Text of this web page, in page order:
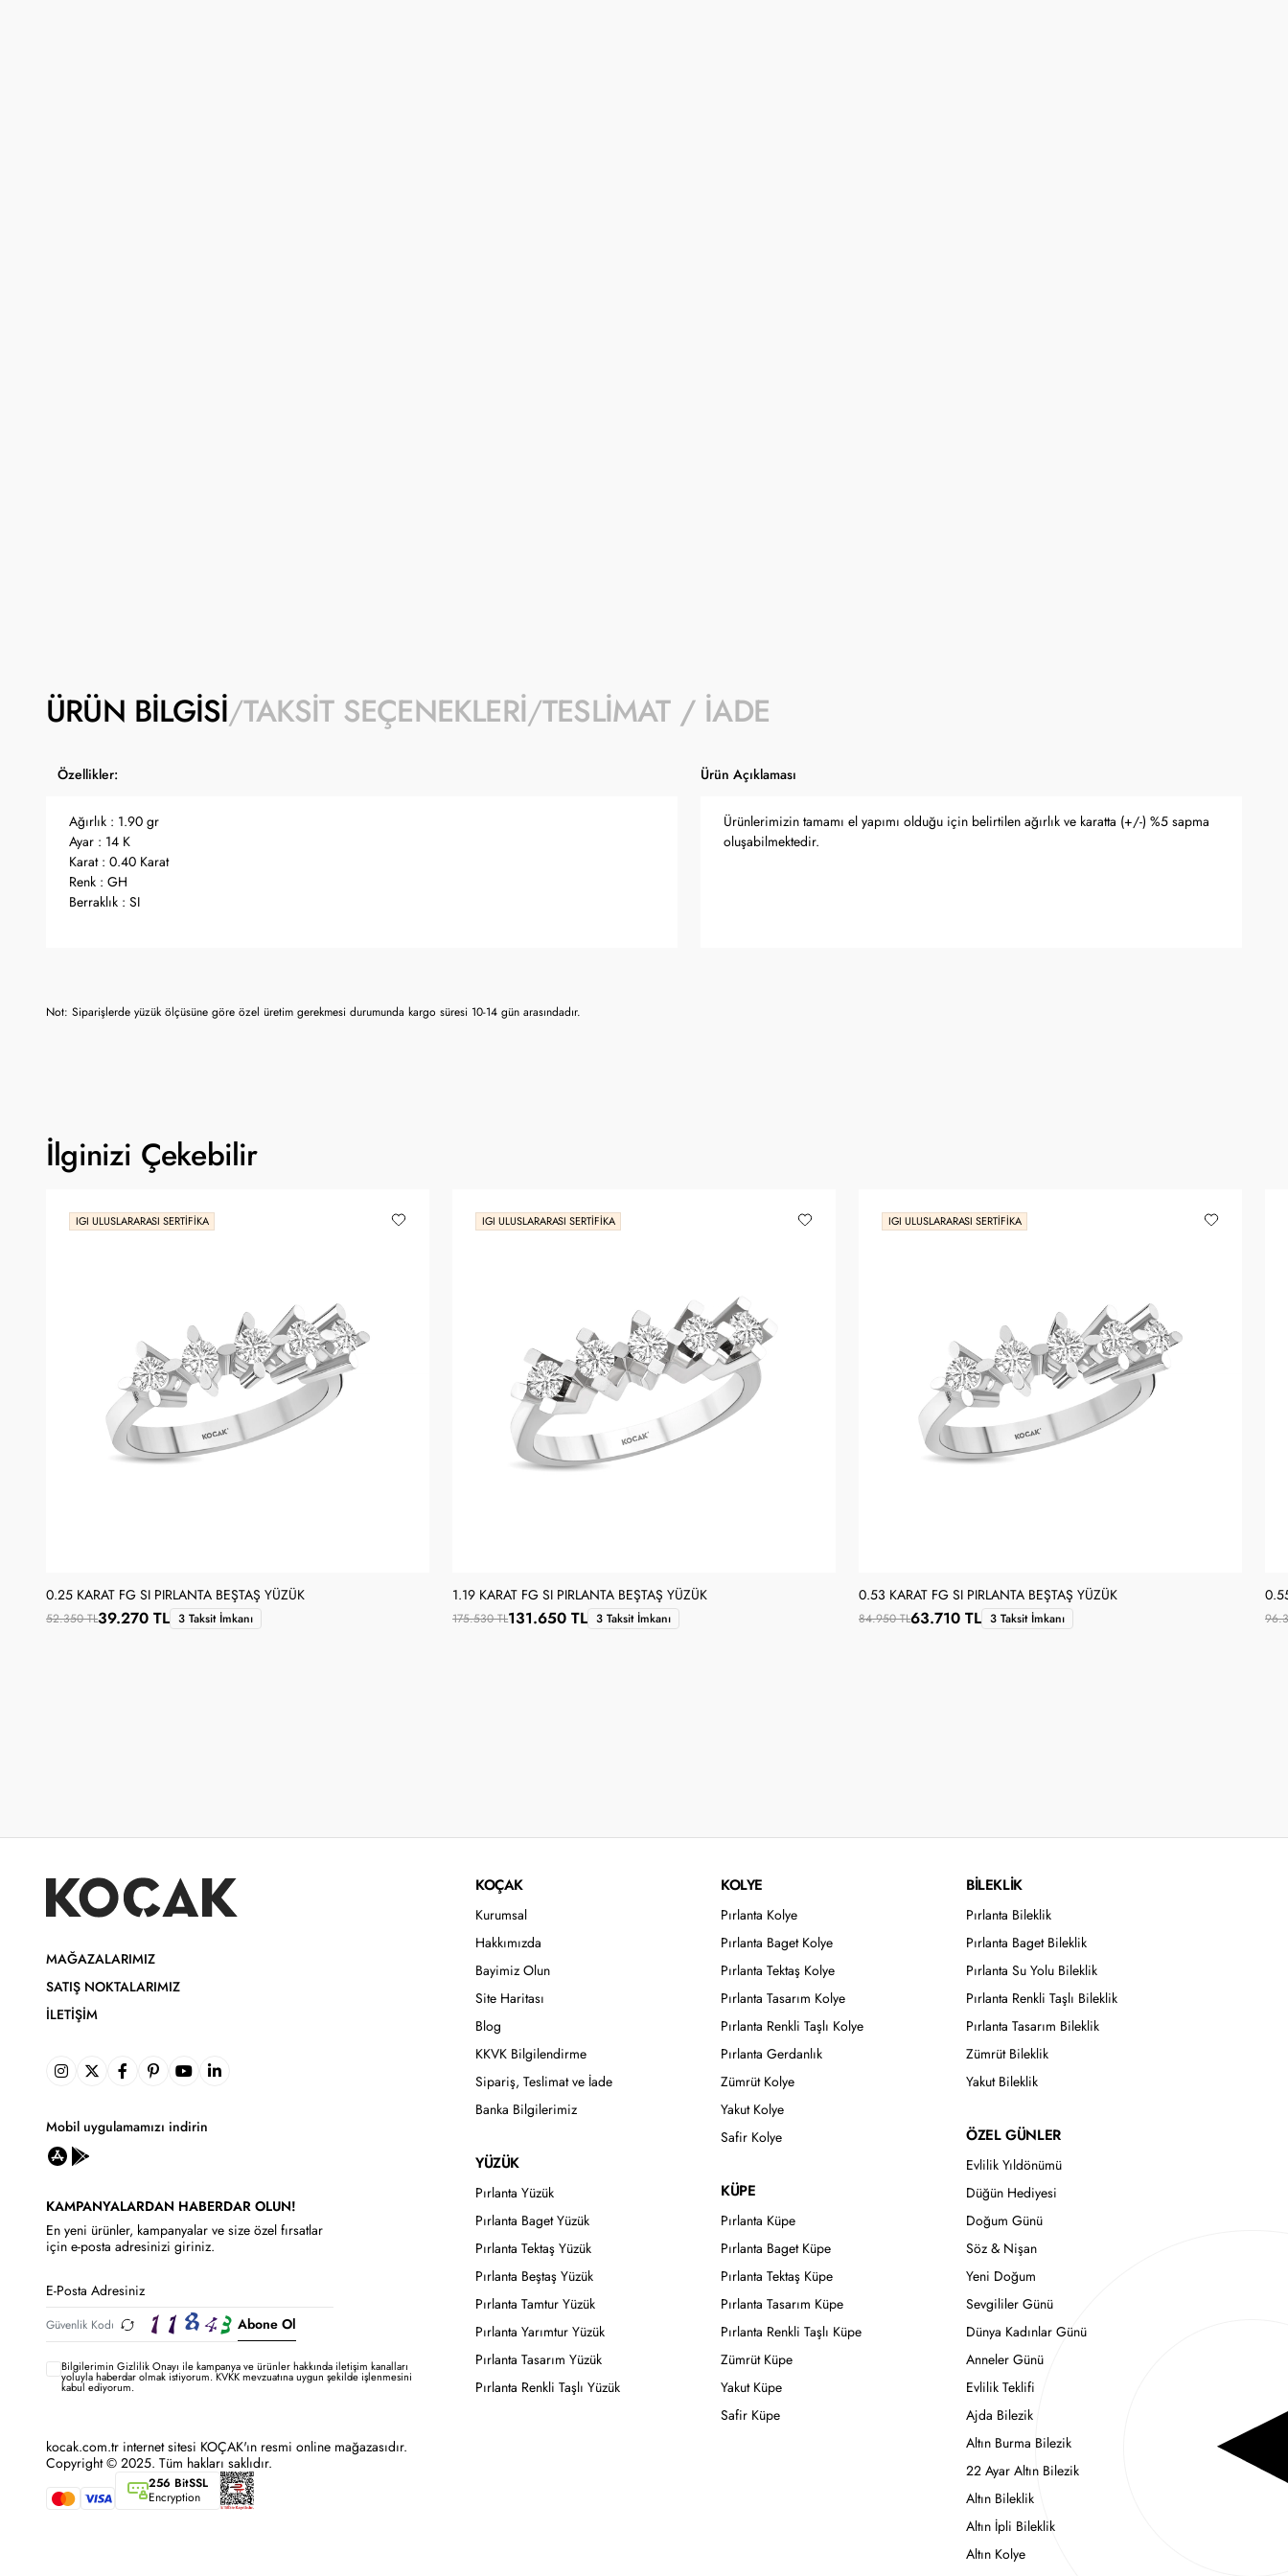
ÜRÜN BILGISI TAKSIT SEÇENEKLERI TESLIMAT / İADE
Özellikler: Ürün Açıklaması
Ağırlık : 1.90 gr
Ayar : 14 K
Karat : 0.40 Karat
Renk : GH
Berraklık : SI
Ürünlerimizin tamamı el yapımı olduğu için belirtilen ağırlık ve karatta (+/-) %5 sapma
oluşabilmektedir.
Not: Siparişlerde yüzük ölçüsüne göre özel üretim gerekmesi durumunda kargo süresi 10-14 gün arasındadır.
İlginizi Çekebilir
IGI ULUSLARARASI SERTIFIKA
0.25 KARAT FG SI PIRLANTA BEŞTAŞ YÜZÜK
52.350 TL39.270 TL 3 Taksit İmkanı
IGI ULUSLARARASI SERTIFIKA
1.19 KARAT FG SI PIRLANTA BEŞTAŞ YÜZÜK
175.530 TL131.650 TL 3 Taksit İmkanı
IGI ULUSLARARASI SERTIFIKA
0.53 KARAT FG SI PIRLANTA BEŞTAŞ YÜZÜK
84.950 TL63.710 TL 3 Taksit İmkanı
MAĞAZALARIMIZ
SATIŞ NOKTALARIMIZ
İLETIŞIM
Mobil uygulamamızı indirin
KAMPANYALARDAN HABERDAR OLUN!
En yeni ürünler, kampanyalar ve size özel fırsatlar
için e-posta adresinizi giriniz.
Abone Ol
Bilgilerimin Gizlilik Onayı ile kampanya ve ürünler hakkında iletişim kanalları
yoluyla haberdar olmak istiyorum.KVKK mevzuatına uygun şekilde işlenmesini
kabul ediyorum.
kocak.com.tr internet sitesi KOÇAK'ın resmi online mağazasıdır.
Copyright © 2025. Tüm hakları saklıdır.
256 BitSSL
Encryption
KOÇAK
Kurumsal
Hakkımızda
Bayimiz Olun
Site Haritası
Blog
KKVK Bilgilendirme
Sipariş, Teslimat ve İade
Banka Bilgilerimiz
YÜZÜK
Pırlanta Yüzük
Pırlanta Baget Yüzük
Pırlanta Tektaş Yüzük
Pırlanta Beştaş Yüzük
Pırlanta Tamtur Yüzük
Pırlanta Yarımtur Yüzük
Pırlanta Tasarım Yüzük
Pırlanta Renkli Taşlı Yüzük
KOLYE
Pırlanta Kolye
Pırlanta Baget Kolye
Pırlanta Tektaş Kolye
Pırlanta Tasarım Kolye
Pırlanta Renkli Taşlı Kolye
Pırlanta Gerdanlık
Zümrüt Kolye
Yakut Kolye
Safir Kolye
KÜPE
Pırlanta Küpe
Pırlanta Baget Küpe
Pırlanta Tektaş Küpe
Pırlanta Tasarım Küpe
Pırlanta Renkli Taşlı Küpe
Zümrüt Küpe
Yakut Küpe
Safir Küpe
BİLEKLİK
Pırlanta Bileklik
Pırlanta Baget Bileklik
Pırlanta Su Yolu Bileklik
Pırlanta Renkli Taşlı Bileklik
Pırlanta Tasarım Bileklik
Zümrüt Bileklik
Yakut Bileklik
ÖZEL GÜNLER
Evlilik Yıldönümü
Düğün Hediyesi
Doğum Günü
Söz & Nişan
Yeni Doğum
Sevgililer Günü
Dünya Kadınlar Günü
Anneler Günü
Evlilik Teklifi
Ajda Bilezik
Altın Burma Bilezik
22 Ayar Altın Bilezik
Altın Bileklik
Altın İpli Bileklik
Altın Kolye